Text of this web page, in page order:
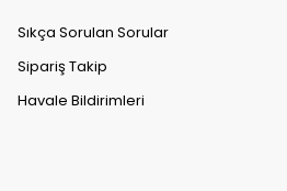
Sıkça Sorulan Sorular
Sipariş Takip
Havale Bildirimleri